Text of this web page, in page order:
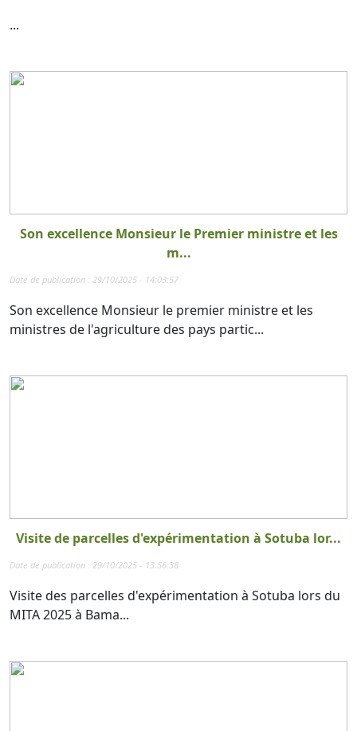
...
Son excellence Monsieur le Premier ministre et les
m...
Date de publication : 29/10/2025 - 14:03:57
Son excellence Monsieur le premier ministre et les
ministres de l'agriculture des pays partic...
Visite de parcelles d'expérimentation à Sotuba lor...
Date de publication : 29/10/2025 - 13:56:38
Visite des parcelles d'expérimentation à Sotuba lors du
MITA 2025 à Bama...